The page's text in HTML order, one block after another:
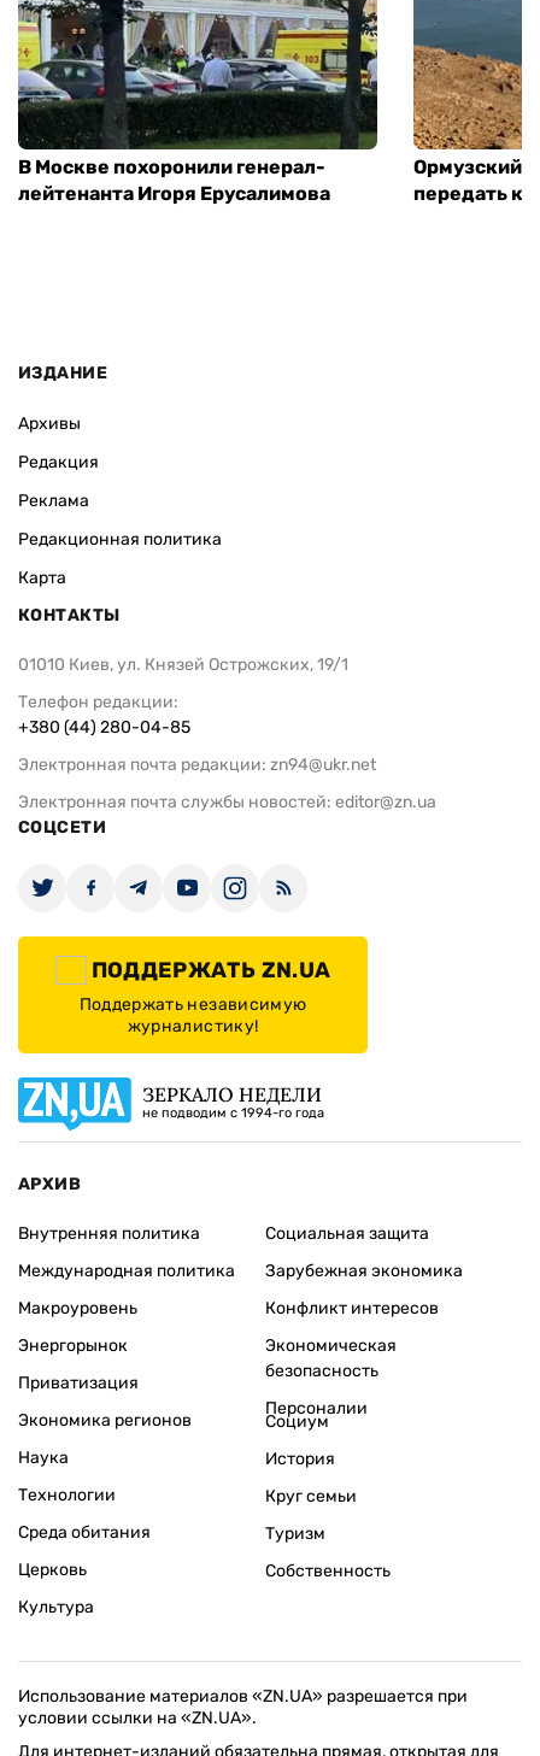
В Москве похоронили генерал-
лейтенанта Игоря Ерусалимова
Ормузский
передать
ИЗДАНИЕ
Архивы
Редакция
Реклама
Редакционная политика
Карта
КОНТАКТЫ
01010 Киев, ул. Князей Острожских, 19/1
Телефон редакции:
+380 (44) 280-04-85
Электронная почта редакции: zn94@ukr.net
Электронная почта службы новостей: editor@zn.ua
СОЦСЕТИ
ПОДДЕРЖАТЬ ZN.UA
Поддержать независимую
журналистику!
ЗЕРКАЛО НЕДЕЛИ
не подводим с 1994-го года
АРХИВ
Внутренняя политика
Международная политика
Макроуровень
Энергорынок
Приватизация
Экономика регионов
Социальная защита
Зарубежная экономика
Конфликт интересов
Экономическая
безопасность
Персоналии
Наука
Технологии
Среда обитания
Церковь
Культура
Социум
История
Круг семьи
Туризм
Собственность
Использование материалов «ZN.UA» разрешается при
условии ссылки на «ZN.UA».
Для интернет-изданий обязательна прямая, открытая для